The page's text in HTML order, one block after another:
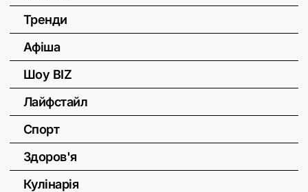
Тренди
Афіша
Шоу BIZ
Лайфстайл
Спорт
Здоров'я
Кулінарія